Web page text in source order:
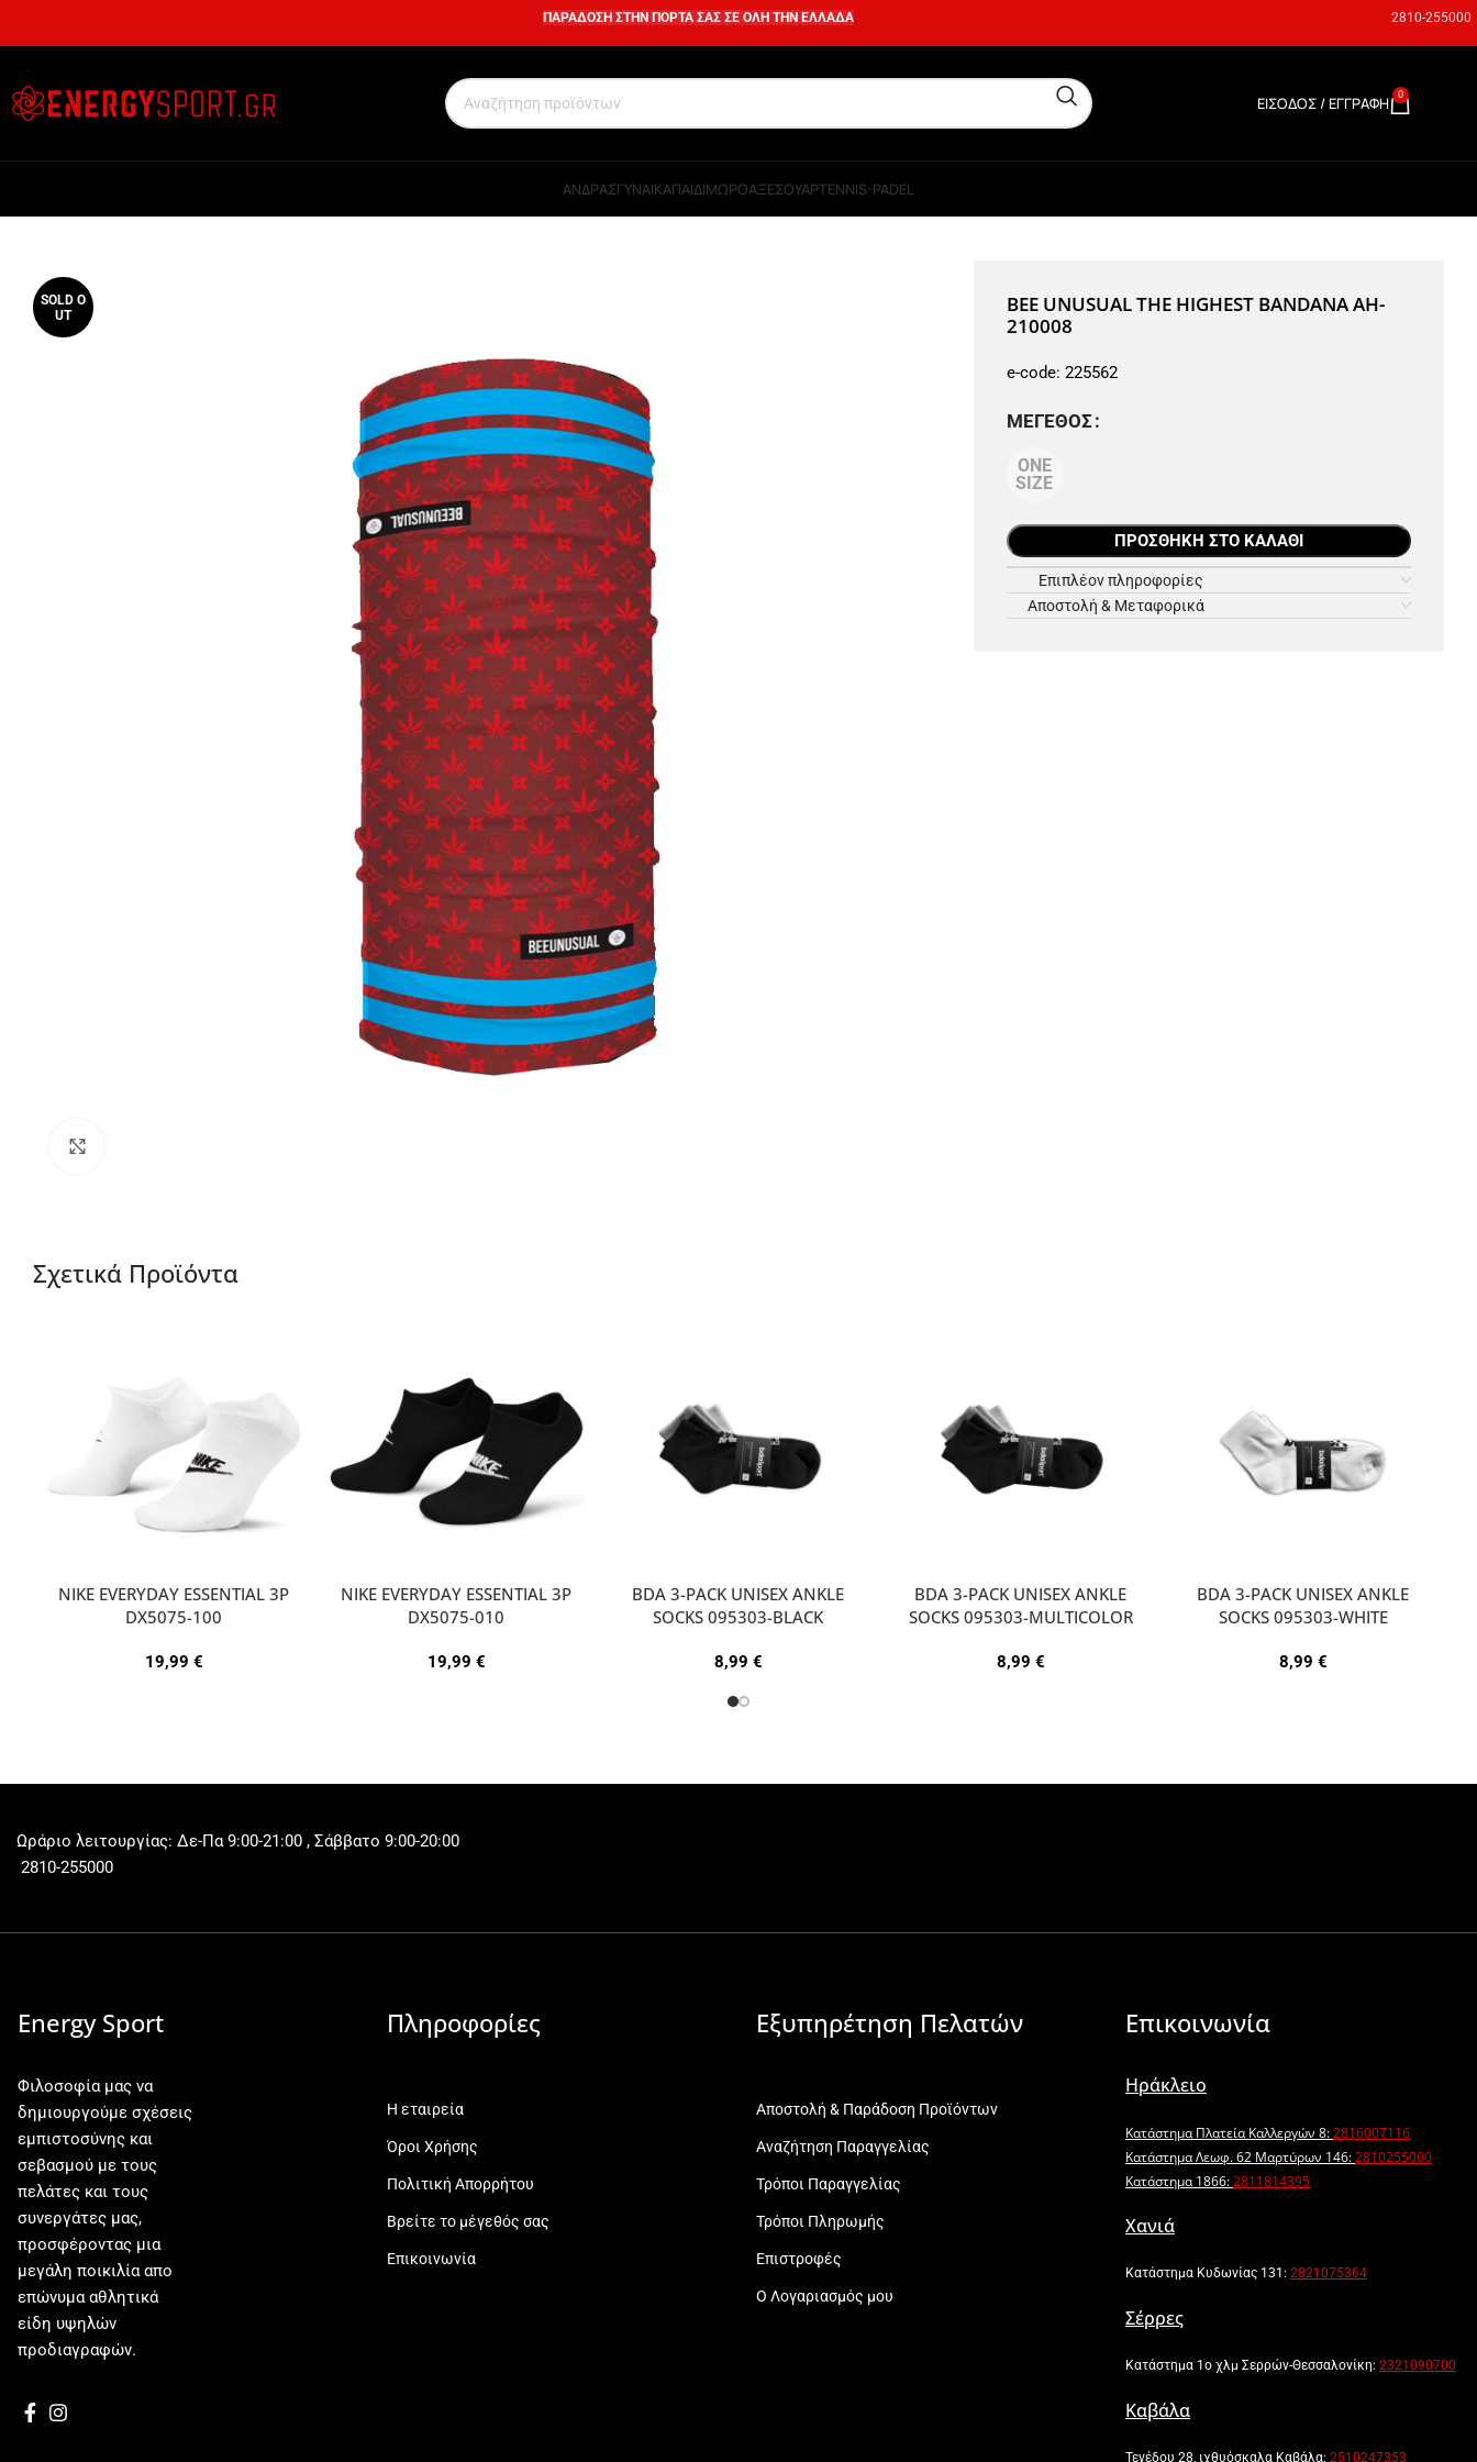
ΠΑΡΑΔΟΣΗ ΣΤΗΝ ΠΟΡΤΑ ΣΑΣ ΣΕ ΟΛΗ ΤΗΝ ΕΛΛΑΔΑ 2810-255000
ΕΊΣΟΔΟΣ / ΕΓΓΡΑΦΉ 0
ΑΝΔΡΑΣΓΥΝΑΙΚΑΠΑΙΔΙΜΩΡΟΑΞΕΣΟΥΑΡTENNIS-PADEL
SOLD O
UT
BEE UNUSUAL THE HIGHEST BANDANA AH-
210008
e-code: 225562
ΜΈΓΕΘΟΣ
ONE
SIZE
ΠΡΟΣΘΉΚΗ ΣΤΟ ΚΑΛΆΘΙ
Επιπλέον πληροφορίες
Αποστολή & Μεταφορικά
Σχετικά Προϊόντα
NIKE EVERYDAY ESSENTIAL 3P
DX5075-100
19,99 €
NIKE EVERYDAY ESSENTIAL 3P
DX5075-010
19,99 €
BDA 3-PACK UNISEX ANKLE
SOCKS 095303-BLACK
8,99 €
ΒDA 3-PACK UNISEX ANKLE
SOCKS 095303-MULTICOLOR
8,99 €
BDA 3-PACK UNISEX ANKLE
SOCKS 095303-WHITE
8,99 €
Ωράριο λειτουργίας: Δε-Πα 9:00-21:00 , Σάββατο 9:00-20:00
2810-255000
Energy Sport
Φιλοσοφία μας να
δημιουργούμε σχέσεις
εμπιστοσύνης και
σεβασμού με τους
πελάτες και τους
συνεργάτες μας,
προσφέροντας μια
μεγάλη ποικιλία απο
επώνυμα αθλητικά
είδη υψηλών
προδιαγραφών.
Πληροφορίες
Η εταιρεία
Όροι Χρήσης
Πολιτική Απορρήτου
Βρείτε το μέγεθός σας
Επικοινωνία
Εξυπηρέτηση Πελατών
Αποστολή & Παράδοση Προϊόντων
Αναζήτηση Παραγγελίας
Τρόποι Παραγγελίας
Τρόποι Πληρωμής
Επιστροφές
Ο Λογαριασμός μου
Επικοινωνία
Ηράκλειο
Κατάστημα Πλατεία Καλλεργών 8:2816007116
Κατάστημα Λεωφ. 62 Μαρτύρων 146:2810255000
Κατάστημα 1866:2811814395
Χανιά
Κατάστημα Κυδωνίας 131: 2821075364
Σέρρες
Κατάστημα 1ο χλμ Σερρών-Θεσσαλονίκη: 2321090700
Καβάλα
Τενέδου 28, ιχθυόσκαλα Καβάλα: 2510247353